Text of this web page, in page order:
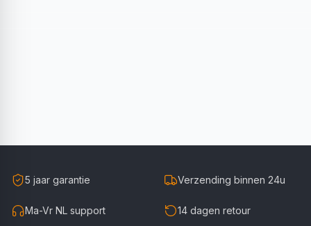
5 jaar garantie Verzending binnen 24u
Ma-Vr NL support 14 dagen retour